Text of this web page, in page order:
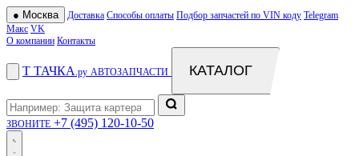
● Москва Доставка Способы оплаты Подбор запчастей по VIN коду Telegram
Макс VK
О компании Контакты
Т ТАЧКА .ру АВТОЗАПЧАСТИ КАТАЛОГ
ЗВОНИТЕ +7 (495) 120-10-50